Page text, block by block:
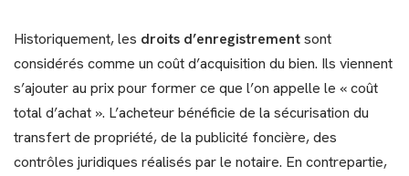
Historiquement, les droits d’enregistrementsont
considérés comme un coût d’acquisition du bien. Ils viennent
s’ajouter au prix pour former ce que l’on appelle le « coût
total d’achat ». L’acheteur bénéficie de la sécurisation du
transfert de propriété, de la publicité foncière, des
contrôles juridiques réalisés par le notaire. En contrepartie,